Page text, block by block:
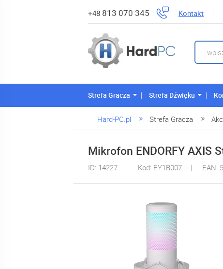
+48 813 070 345 Kontakt
Strefa Gracza Strefa Dźwięku
Hard-PC.pl Strefa Gracza
Mikrofon ENDORFY AXIS
ID: 14227 Kod: EY1B007 EAN: